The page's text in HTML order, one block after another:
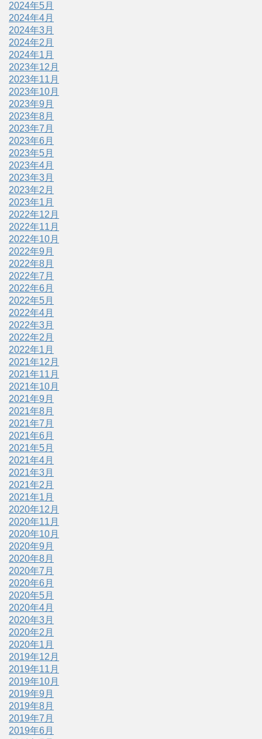
2024年5月
2024年4月
2024年3月
2024年2月
2024年1月
2023年12月
2023年11月
2023年10月
2023年9月
2023年8月
2023年7月
2023年6月
2023年5月
2023年4月
2023年3月
2023年2月
2023年1月
2022年12月
2022年11月
2022年10月
2022年9月
2022年8月
2022年7月
2022年6月
2022年5月
2022年4月
2022年3月
2022年2月
2022年1月
2021年12月
2021年11月
2021年10月
2021年9月
2021年8月
2021年7月
2021年6月
2021年5月
2021年4月
2021年3月
2021年2月
2021年1月
2020年12月
2020年11月
2020年10月
2020年9月
2020年8月
2020年7月
2020年6月
2020年5月
2020年4月
2020年3月
2020年2月
2020年1月
2019年12月
2019年11月
2019年10月
2019年9月
2019年8月
2019年7月
2019年6月